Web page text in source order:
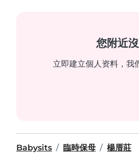
您附近
立即建立個人资料，我
Babysits 臨時保母 楊厝莊